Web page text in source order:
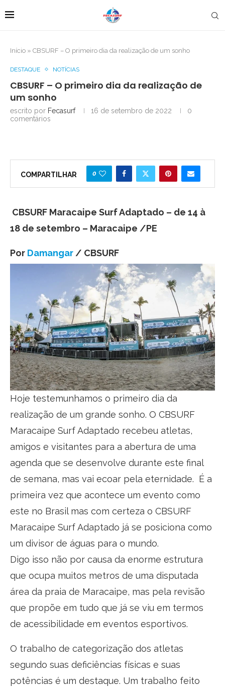
Início » CBSURF – O primeiro dia da realização de um sonho
DESTAQUE NOTÍCIAS
CBSURF – O primeiro dia da realização de
um sonho
escrito por Fecasurf 16 de setembro de 2022
0
comentários
COMPARTILHAR 0
CBSURF Maracaipe Surf Adaptado – de 14 à
18 de setembro – Maracaipe /PE
Por Damangar / CBSURF
Hoje testemunhamos o primeiro dia da
realização de um grande sonho. O CBSURF
Maracaipe Surf Adaptado recebeu atletas,
amigos e visitantes para a abertura de uma
agenda que se desenvolve durante este final
de semana, mas vai ecoar pela eternidade. É a
primeira vez que acontece um evento como
este no Brasil mas com certeza o CBSURF
Maracaipe Surf Adaptado já se posiciona como
um divisor de águas para o mundo.
Digo isso não por causa da enorme estrutura
que ocupa muitos metros de uma disputada
área da praia de Maracaipe, mas pela revisão
que propõe em tudo que já se viu em termos
de acessibilidade em eventos esportivos.
O trabalho de categorização dos atletas
segundo suas deficiências físicas e suas
potências é um destaque. Um trabalho feito